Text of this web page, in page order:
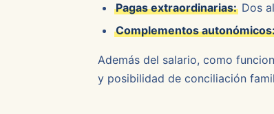
Pagas extraordinarias: Dos
Complementos
Además del salario, como
y posibilidad de conciliación